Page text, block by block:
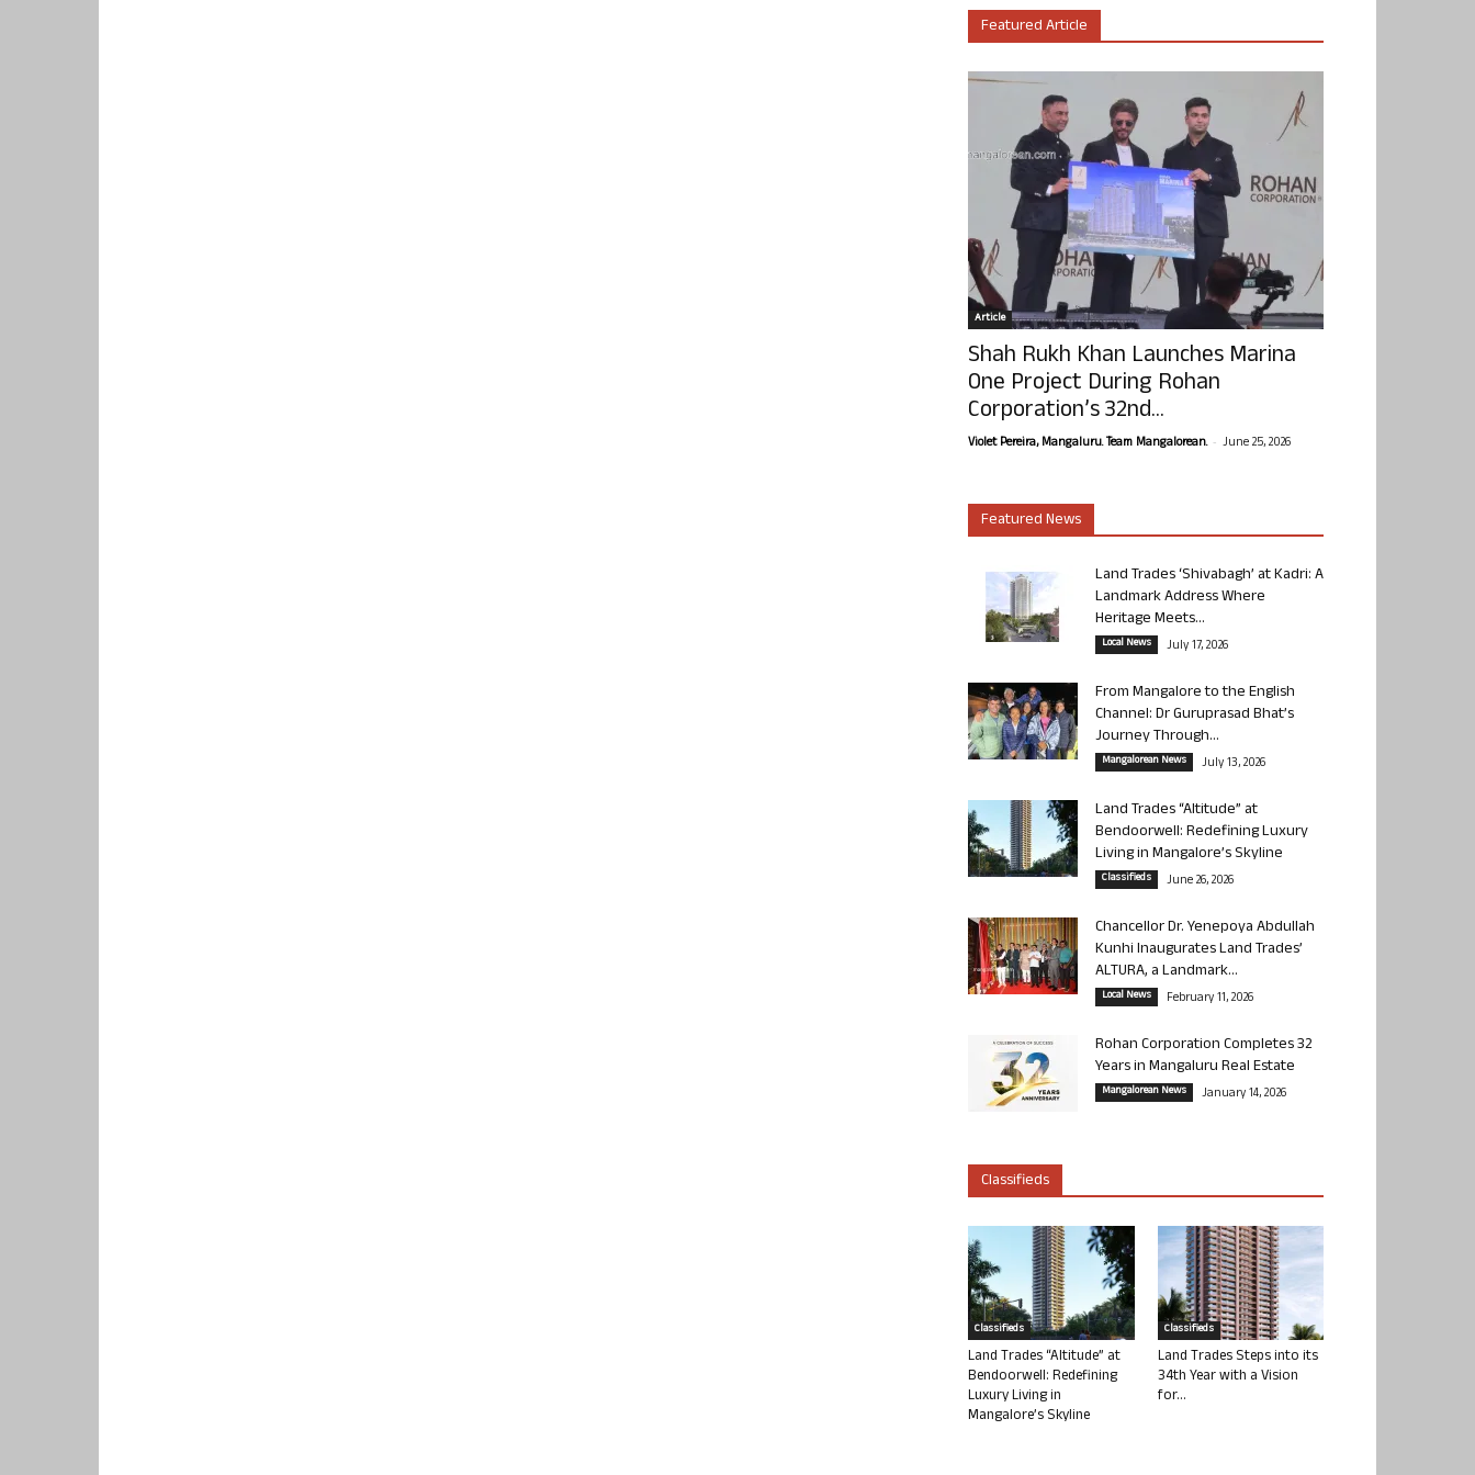
Featured Article
Article
Shah Rukh Khan Launches Marina
One Project During Rohan
Corporation’s 32nd...
Violet Pereira, Mangaluru. Team Mangalorean. - June 25, 2026
Featured News
Land Trades ‘Shivabagh’ at Kadri: A
Landmark Address Where
Heritage Meets...
Local News July 17, 2026
From Mangalore to the English
Channel: Dr Guruprasad Bhat’s
Journey Through...
Mangalorean News July 13, 2026
Land Trades “Altitude” at
Bendoorwell: Redefining Luxury
Living in Mangalore’s Skyline
Classifieds June 26, 2026
Chancellor Dr. Yenepoya Abdullah
Kunhi Inaugurates Land Trades’
ALTURA, a Landmark...
Local News February 11, 2026
Rohan Corporation Completes 32
Years in Mangaluru Real Estate
Mangalorean News January 14, 2026
Classifieds
Classifieds
Land Trades “Altitude” at
Bendoorwell: Redefining
Luxury Living in
Mangalore’s Skyline
Classifieds
Land Trades Steps into its
34th Year with a Vision
for...